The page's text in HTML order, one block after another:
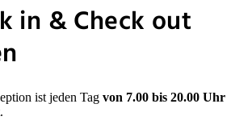
in & Check out
ist jeden Tag von 7.00 bis 20.00 Uhr